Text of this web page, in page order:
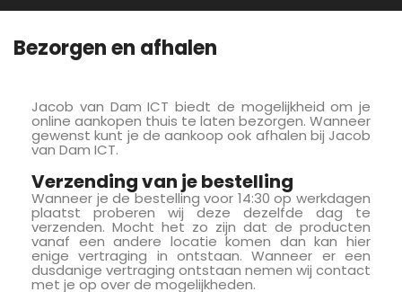
Bezorgen en afhalen
Jacob van Dam ICT biedt de mogelijkheid om je
online aankopen thuis te laten bezorgen. Wanneer
gewenst kunt je de aankoop ook afhalen bij Jacob
van Dam ICT.
Verzending van je bestelling
Wanneer je de bestelling voor 14:30 op werkdagen
plaatst proberen wij deze dezelfde dag te
verzenden. Mocht het zo zijn dat de producten
vanaf een andere locatie komen dan kan hier
enige vertraging in ontstaan. Wanneer er een
dusdanige vertraging ontstaan nemen wij contact
met je op over de mogelijkheden.